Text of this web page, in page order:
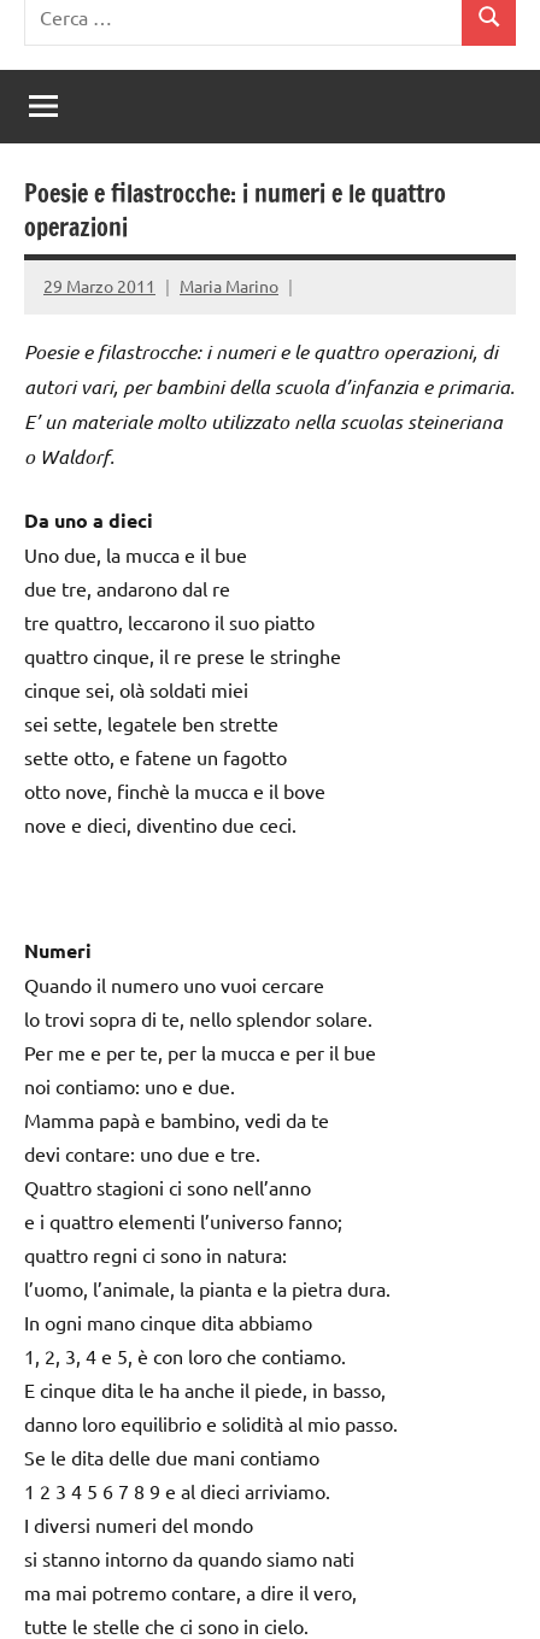
per:
Cerca
Poesie e filastrocche: i numeri e le quattro
operazioni
29 Marzo 2011 Maria Marino
Poesie e filastrocche: i numeri e le quattro operazioni, di
autori vari, per bambini della scuola d’infanzia e primaria.
E’ un materiale molto utilizzato nella scuolas steineriana
o Waldorf.
Da uno a dieci
Uno due, la mucca e il bue
due tre, andarono dal re
tre quattro, leccarono il suo piatto
quattro cinque, il re prese le stringhe
cinque sei, olà soldati miei
sei sette, legatele ben strette
sette otto, e fatene un fagotto
otto nove, finchè la mucca e il bove
nove e dieci, diventino due ceci.
Numeri
Quando il numero uno vuoi cercare
lo trovi sopra di te, nello splendor solare.
Per me e per te, per la mucca e per il bue
noi contiamo: uno e due.
Mamma papà e bambino, vedi da te
devi contare: uno due e tre.
Quattro stagioni ci sono nell’anno
e i quattro elementi l’universo fanno;
quattro regni ci sono in natura:
l’uomo, l’animale, la pianta e la pietra dura.
In ogni mano cinque dita abbiamo
1, 2, 3, 4 e 5, è con loro che contiamo.
E cinque dita le ha anche il piede, in basso,
danno loro equilibrio e solidità al mio passo.
Se le dita delle due mani contiamo
1 2 3 4 5 6 7 8 9 e al dieci arriviamo.
I diversi numeri del mondo
si stanno intorno da quando siamo nati
ma mai potremo contare, a dire il vero,
tutte le stelle che ci sono in cielo.